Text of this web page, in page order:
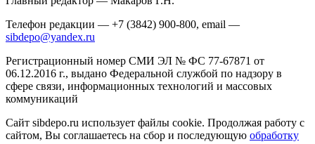
Телефон редакции — +7 (3842) 900-800, email —
sibdepo@yandex.ru
Регистрационный номер СМИ ЭЛ № ФС 77-67871 от
06.12.2016 г., выдано Федеральной службой по надзору в
сфере связи, информационных технологий и массовых
коммуникаций
Сайт sibdepo.ru использует файлы cookie. Продолжая работу с
сайтом, Вы соглашаетесь на сбор и последующую обработку